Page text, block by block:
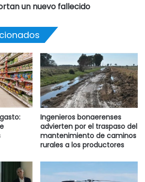
un nuevo fallecido
Ingenieros bonaerenses
advierten por el traspaso del
mantenimiento de caminos
rurales a los productores